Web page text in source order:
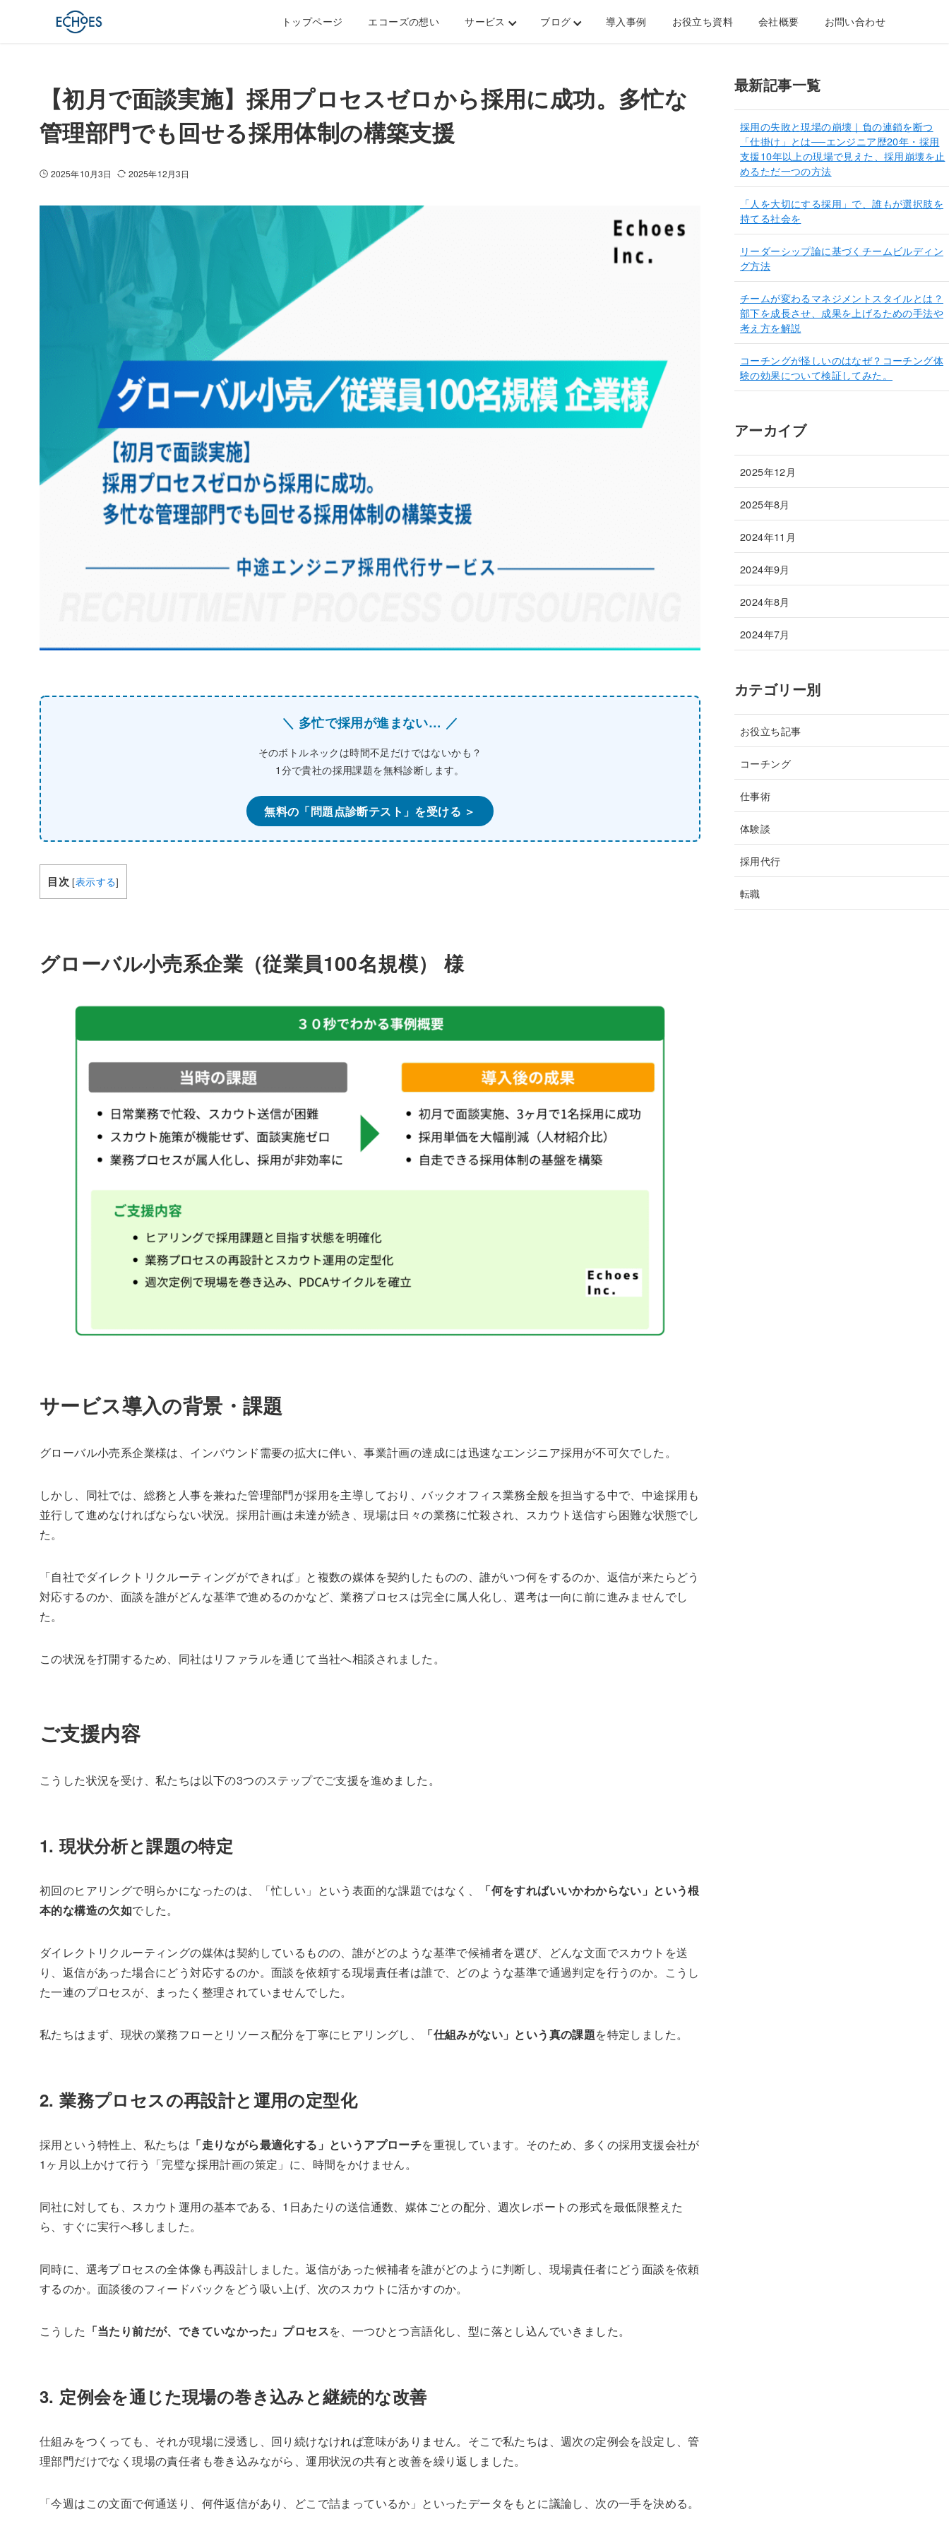
トップページ エコーズの想い サービス ブログ 導入事例 お役立ち資料 会社概要 お問い合わせ
ホーム 導入事例 【初月で面談実施】採用プロセスゼロから採用に成功。多忙な管理部門でも回せる採用体制の構築支援
【初月で面談実施】採用プロセスゼロから採用に成功。多忙な
管理部門でも回せる採用体制の構築支援
2025年10月3日 2025年12月3日
＼ 多忙で採用が進まない… ／
そのボトルネックは時間不足だけではないかも？
1分で貴社の採用課題を無料診断します。
無料の「問題点診断テスト」を受ける ＞
目次 [表示する]
グローバル小売系企業（従業員100名規模） 様
サービス導入の背景・課題
グローバル小売系企業様は、インバウンド需要の拡大に伴い、事業計画の達成には迅速なエンジニア採用が不可欠でした。
しかし、同社では、総務と人事を兼ねた管理部門が採用を主導しており、バックオフィス業務全般を担当する中で、中途採用も
並行して進めなければならない状況。採用計画は未達が続き、現場は日々の業務に忙殺され、スカウト送信すら困難な状態でし
た。
「自社でダイレクトリクルーティングができれば」と複数の媒体を契約したものの、誰がいつ何をするのか、返信が来たらどう
対応するのか、面談を誰がどんな基準で進めるのかなど、業務プロセスは完全に属人化し、選考は一向に前に進みませんでし
た。
この状況を打開するため、同社はリファラルを通じて当社へ相談されました。
ご支援内容
こうした状況を受け、私たちは以下の3つのステップでご支援を進めました。
1. 現状分析と課題の特定
初回のヒアリングで明らかになったのは、「忙しい」という表面的な課題ではなく、
「何をすればいいかわからない」という根
本的な構造の欠如でした。
ダイレクトリクルーティングの媒体は契約しているものの、誰がどのような基準で候補者を選び、どんな文面でスカウトを送
り、返信があった場合にどう対応するのか。面談を依頼する現場責任者は誰で、どのような基準で通過判定を行うのか。こうし
た一連のプロセスが、まったく整理されていませんでした。
私たちはまず、現状の業務フローとリソース配分を丁寧にヒアリングし、 「仕組みがない」という真の課題を特定しました。
2. 業務プロセスの再設計と運用の定型化
採用という特性上、私たちは 「走りながら最適化する」というアプローチを重視しています。そのため、多くの採用支援会社が
1ヶ月以上かけて行う「完璧な採用計画の策定」に、時間をかけません。
同社に対しても、スカウト運用の基本である、1日あたりの送信通数、媒体ごとの配分、週次レポートの形式を最低限整えた
ら、すぐに実行へ移しました。
同時に、選考プロセスの全体像も再設計しました。返信があった候補者を誰がどのように判断し、現場責任者にどう面談を依頼
するのか。面談後のフィードバックをどう吸い上げ、次のスカウトに活かすのか。
こうした 「当たり前だが、できていなかった」プロセスを、一つひとつ言語化し、型に落とし込んでいきました。
3. 定例会を通じた現場の巻き込みと継続的な改善
仕組みをつくっても、それが現場に浸透し、回り続けなければ意味がありません。そこで私たちは、週次の定例会を設定し、管
理部門だけでなく現場の責任者も巻き込みながら、運用状況の共有と改善を繰り返しました。
「今週はこの文面で何通送り、何件返信があり、どこで詰まっているか」といったデータをもとに議論し、次の一手を決める。
最新記事一覧
採用の失敗と現場の崩壊｜負の連鎖を断つ
「仕掛け」とは──エンジニア歴20年・採用
支援10年以上の現場で見えた、採用崩壊を止
めるただ一つの方法
「人を大切にする採用」で、誰もが選択肢を
持てる社会を
リーダーシップ論に基づくチームビルディン
グ方法
チームが変わるマネジメントスタイルとは？
部下を成長させ、成果を上げるための手法や
考え方を解説
コーチングが怪しいのはなぜ？コーチング体
験の効果について検証してみた。
アーカイブ
2025年12月
2025年8月
2024年11月
2024年9月
2024年8月
2024年7月
カテゴリー別
お役立ち記事
コーチング
仕事術
体験談
採用代行
転職